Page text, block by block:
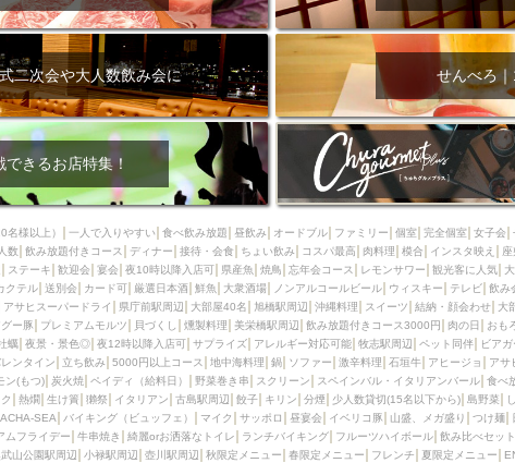
エビ カレー チャージ無し 牡蠣 夜景・景色◎ 夜12時以
可能
牧志駅周辺 ペット同伴 ビアガーデン 天ぷら
おススメ
沖縄そば 串揚げ バレンタイン 立ち飲み 5000円以
辛料理 石垣牛 アヒージョ アサヒ 割烹 女性専用トイレあり
ド
スペシャルディナー ホルモン(もつ) 炭火焼 ペイディ（給料日
スペインバル・イタリアンバール 食べ放題 動物カフェ＆バー 屋富
ジビエ 安里駅周辺 アジア・エスニック 熱燗 生け簀 獺祭
分煙 少人数貸切(15名以下から) しゃぶしゃぶ パクチー
肉 電気ブラン エビスビール ウェディング 58KACHA-SEA
ポロ 昼宴会 イベリコ豚 山盛、メガ盛り つけ麺 日本そば
辺
中華 お好み焼き・もんじゃ オーガニック プレミアムフライ
トイレ
ランチバイキング フルーツハイボール 飲み比べセット
鉄板焼き 幹事様特典 おばんざい チーズタッカルビ 奥武山
秋限定メニュー 春限定メニュー フレンチ 夏限定メニュー
赤嶺駅周辺 シードル 那覇空港駅周辺 儀保駅周辺
二次会や大人数飲み会に せんべろ
きるお店特集！
名様以上） 一人で入りやすい 食べ飲み放題 昼飲み オードブル ファミリー 個室 完全個室 女子会
数 飲み放題付きコース ディナー 接待・会食 ちょい飲み コスパ最高 肉料理 模合 インスタ映え
ステーキ 歓迎会 宴会 夜10時以降入店可 県産魚 焼鳥 忘年会コース レモンサワー 観光客に人気
クテル 送別会 カード可 厳選日本酒 鮮魚 大衆酒場 ノンアルコールビール ウィスキー テレビ 飲み
アサヒスーパードライ 県庁前駅周辺 大部屋40名 旭橋駅周辺 沖縄料理 スイーツ 結納・顔会わせ 大
グー豚 プレミアムモルツ 貝づくし 燻製料理 美栄橋駅周辺 飲み放題付きコース3000円 肉の日 おも
蠣 夜景・景色◎ 夜12時以降入店可 サプライズ アレルギー対応可能 牧志駅周辺 ペット同伴 ビア
レンタイン 立ち飲み 5000円以上コース 地中海料理 鍋 ソファー 激辛料理 石垣牛 アヒージョ アサ
ン(もつ) 炭火焼 ペイディ（給料日） 野菜巻き串 スクリーン スペインバル・イタリアンバール 食べ
熱燗 生け簀 獺祭 イタリアン 古島駅周辺 餃子 キリン 分煙 少人数貸切(15名以下から) 島野菜
SEA バイキング（ビュッフェ） マイク サッポロ 昼宴会 イベリコ豚 山盛、メガ盛り つけ麺
ムフライデー 牛串焼き 綺麗orお洒落なトイレ ランチバイキング フルーツハイボール 飲み比べセット
山公園駅周辺 小禄駅周辺 壺川駅周辺 秋限定メニュー 春限定メニュー フレンチ 夏限定メニュー